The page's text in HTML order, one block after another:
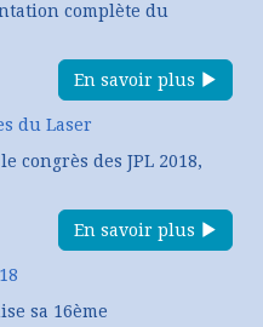
complète du
En savoir plus
du Laser
congrès des JPL 2018,
En savoir plus
sa 16ème